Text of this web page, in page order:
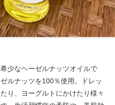
少なヘーゼルナッツオイルで
ルナッツを100％使用。ドレッ
り、ヨーグルトにかけたり様々